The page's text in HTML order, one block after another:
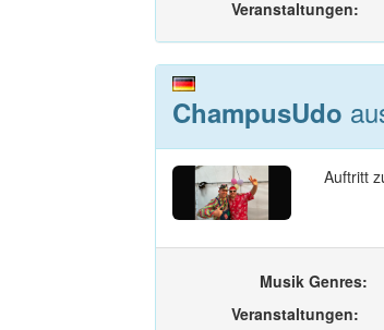
Veranstaltungen:
ChampusUdo
Auftritt
Musik Genres:
Veranstaltungen: